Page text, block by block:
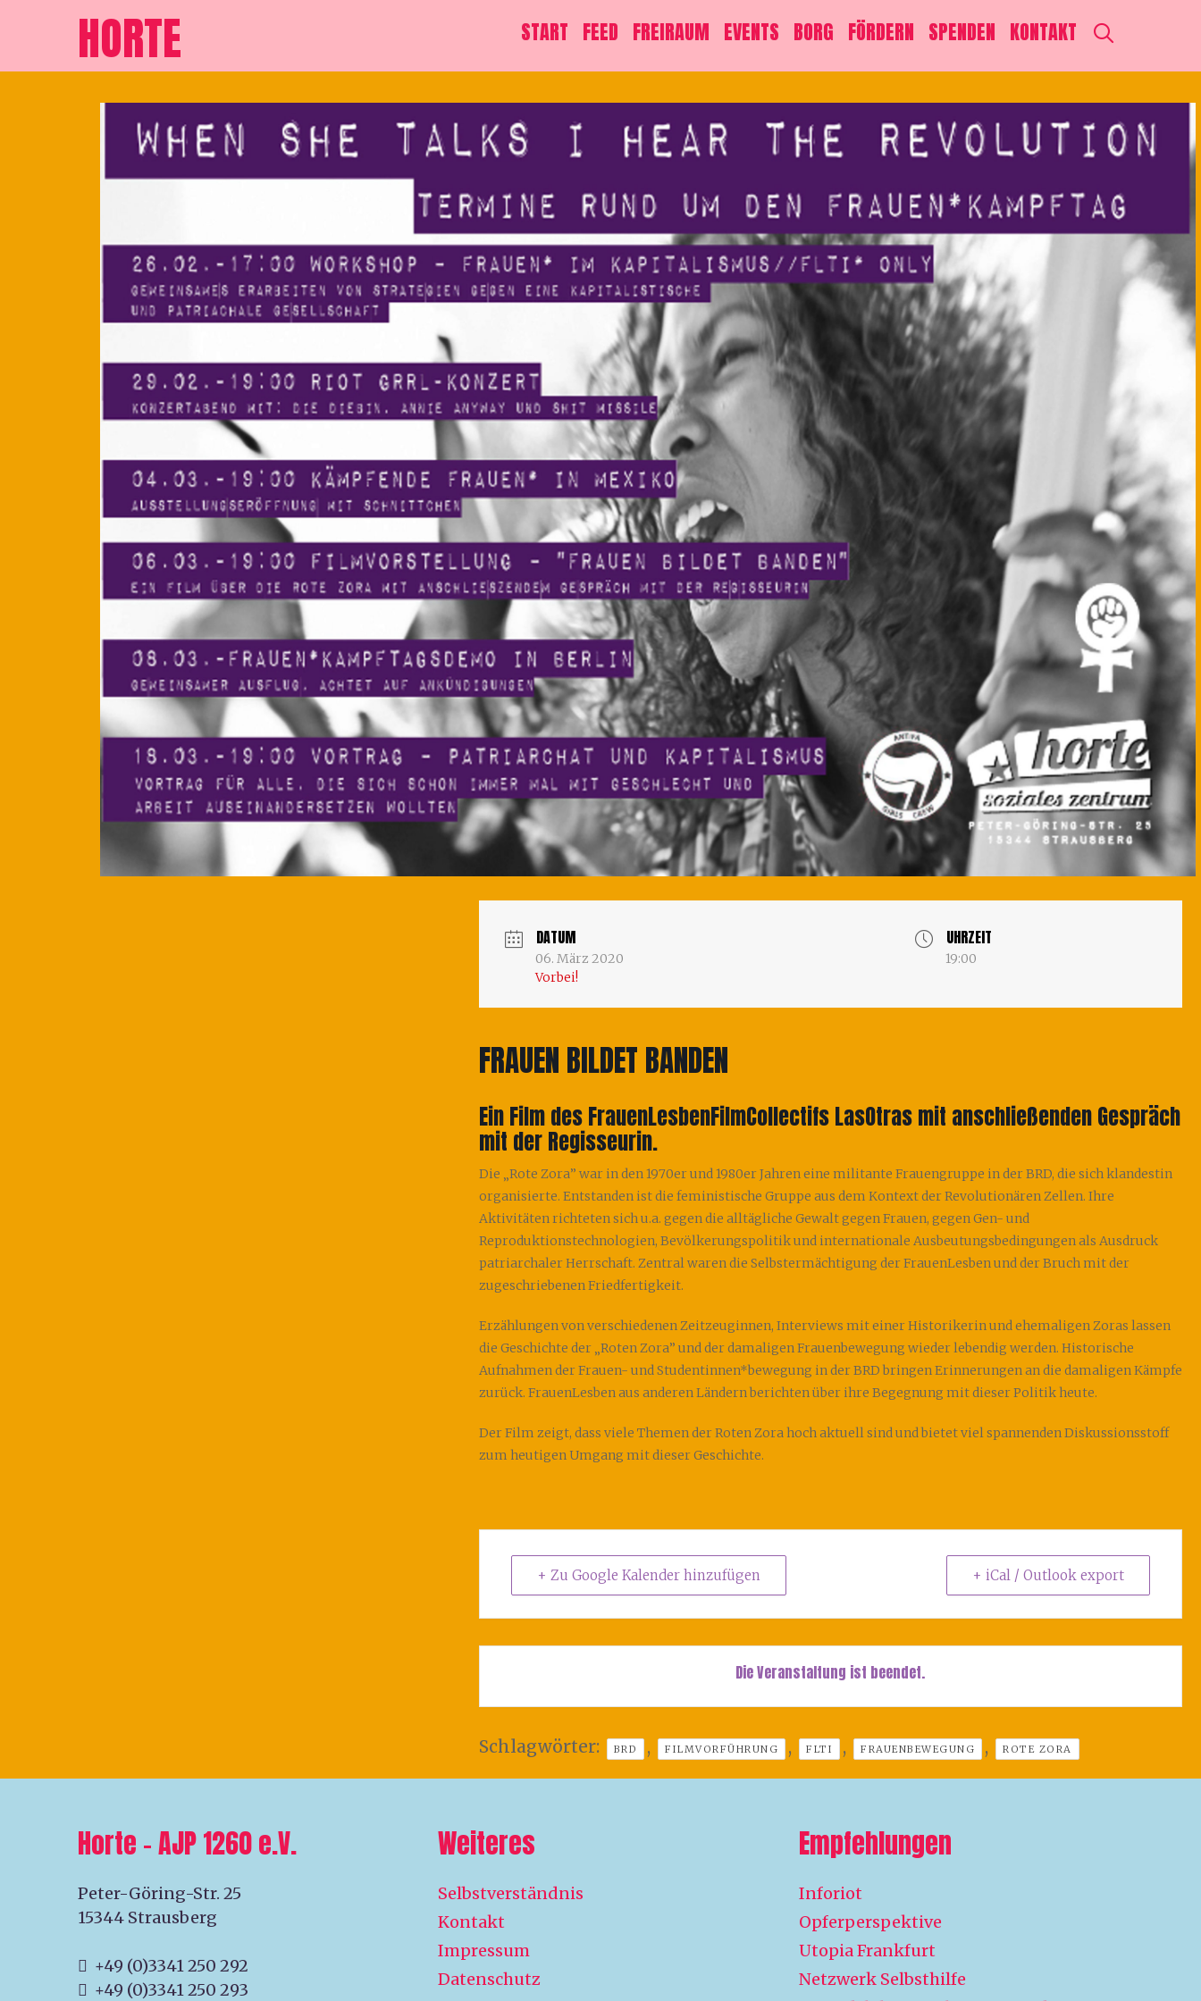
HORTE START FEED FREIRAUM EVENTS BORG FÖRDERN SPENDEN KONTAKT
DATUM
06. März 2020
Vorbei!
UHRZEIT
19:00
FRAUEN BILDET BANDEN
Ein Film des FrauenLesbenFilmCollectifs LasOtras mit anschließenden Gespräch
mit der Regisseurin.
Die „Rote Zora” war in den 1970er und 1980er Jahren eine militante Frauengruppe in der BRD, die sich klandestin
organisierte. Entstanden ist die feministische Gruppe aus dem Kontext der Revolutionären Zellen. Ihre
Aktivitäten richteten sich u.a. gegen die alltägliche Gewalt gegen Frauen, gegen Gen- und
Reproduktionstechnologien, Bevölkerungspolitik und internationale Ausbeutungsbedingungen als Ausdruck
patriarchaler Herrschaft. Zentral waren die Selbstermächtigung der FrauenLesben und der Bruch mit der
zugeschriebenen Friedfertigkeit.
Erzählungen von verschiedenen Zeitzeuginnen, Interviews mit einer Historikerin und ehemaligen Zoras lassen
die Geschichte der „Roten Zora” und der damaligen Frauenbewegung wieder lebendig werden. Historische
Aufnahmen der Frauen- und Studentinnen*bewegung in der BRD bringen Erinnerungen an die damaligen Kämpfe
zurück. FrauenLesben aus anderen Ländern berichten über ihre Begegnung mit dieser Politik heute.
Der Film zeigt, dass viele Themen der Roten Zora hoch aktuell sind und bietet viel spannenden Diskussionsstoff
zum heutigen Umgang mit dieser Geschichte.
+ Zu Google Kalender hinzufügen + iCal / Outlook export
Die Veranstaltung ist beendet.
Schlagwörter: BRD , FILMVORFÜHRUNG , FLTI , FRAUENBEWEGUNG , ROTE ZORA
Horte – AJP 1260 e.V.
Peter-Göring-Str. 25
15344 Strausberg
+49 (0)3341 250 292
+49 (0)3341 250 293
Weiteres
Selbstverständnis
Kontakt
Impressum
Datenschutz
Empfehlungen
Inforiot
Opferperspektive
Utopia Frankfurt
Netzwerk Selbsthilfe